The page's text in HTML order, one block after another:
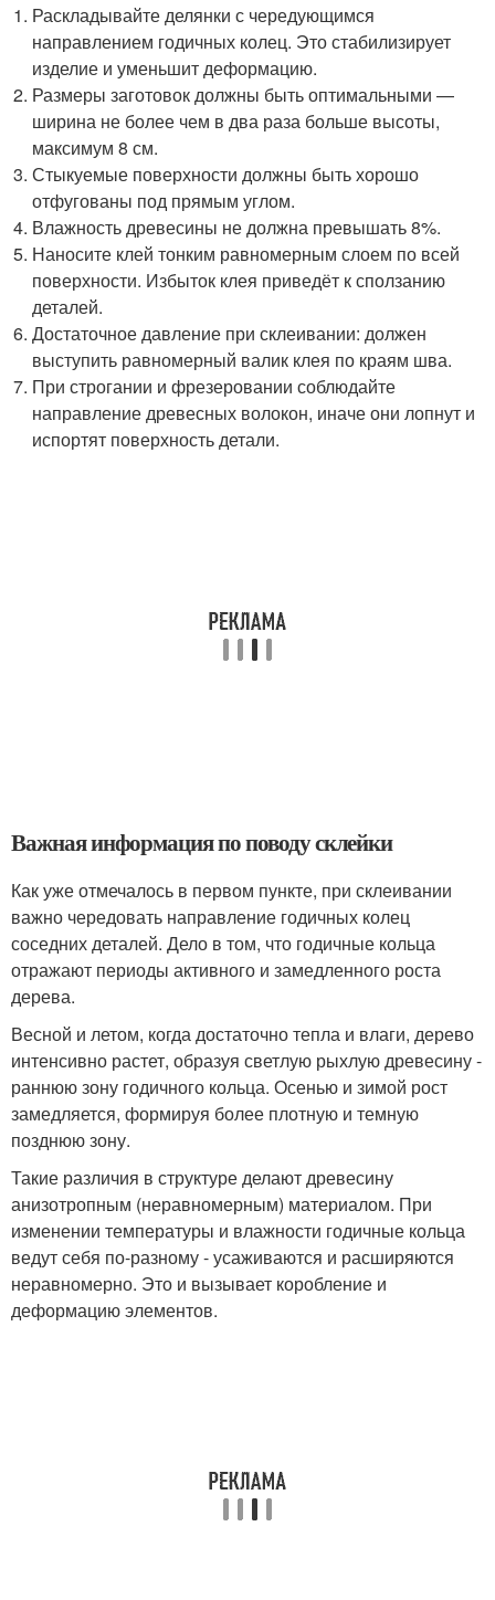
Раскладывайте делянки с чередующимся
направлением годичных колец. Это стабилизирует
изделие и уменьшит деформацию.
Размеры заготовок должны быть оптимальными —
ширина не более чем в два раза больше высоты,
максимум 8 см.
Стыкуемые поверхности должны быть хорошо
отфугованы под прямым углом.
Влажность древесины не должна превышать 8%.
Наносите клей тонким равномерным слоем по всей
поверхности. Избыток клея приведёт к сползанию
деталей.
Достаточное давление при склеивании: должен
выступить равномерный валик клея по краям шва.
При строгании и фрезеровании соблюдайте
направление древесных волокон, иначе они лопнут и
испортят поверхность детали.
Важная информация по поводу склейки
Как уже отмечалось в первом пункте, при склеивании
важно чередовать направление годичных колец
соседних деталей. Дело в том, что годичные кольца
отражают периоды активного и замедленного роста
дерева.
Весной и летом, когда достаточно тепла и влаги, дерево
интенсивно растет, образуя светлую рыхлую древесину -
раннюю зону годичного кольца. Осенью и зимой рост
замедляется, формируя более плотную и темную
позднюю зону.
Такие различия в структуре делают древесину
анизотропным (неравномерным) материалом. При
изменении температуры и влажности годичные кольца
ведут себя по-разному - усаживаются и расширяются
неравномерно. Это и вызывает коробление и
деформацию элементов.